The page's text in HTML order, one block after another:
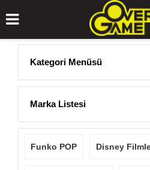
Kategori Menüsü
Marka Listesi
Funko POP Disney